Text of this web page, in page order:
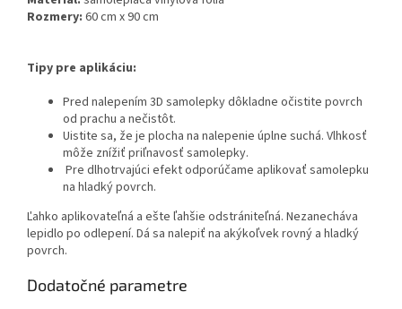
Rozmery: 60 cm x 90 cm
Tipy pre aplikáciu:
Pred nalepením 3D samolepky dôkladne očistite povrch
od prachu a nečistôt.
Uistite sa, že je plocha na nalepenie úplne suchá. Vlhkosť
môže znížiť priľnavosť samolepky.
Pre dlhotrvajúci efekt odporúčame aplikovať samolepku
na hladký povrch.
Ľahko aplikovateľná a ešte ľahšie odstrániteľná. Nezanecháva
lepidlo po odlepení. Dá sa nalepiť na akýkoľvek rovný a hladký
povrch.
Dodatočné parametre